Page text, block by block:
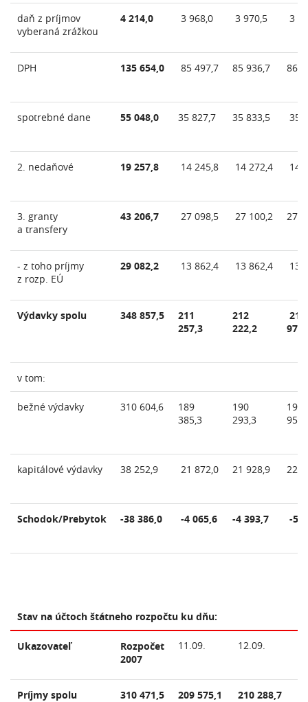
daň z príjmov
vyberaná zrážkou
4 214,0 3 968,0 3 970,5 3
DPH 135 654,0 85 497,7 85 936,7 86
spotrebné dane 55 048,0 35 827,7 35 833,5 35
2. nedaňové 19 257,8 14 245,8 14 272,4 14
3. granty
a transfery
43 206,7 27 098,5 27 100,2 27
- z toho príjmy
z rozp. EÚ
29 082,2 13 862,4 13 862,4 13
Výdavky spolu 348 857,5
211
257,3
212
222,2
213
v tom:
bežné výdavky 310 604,6
189
385,3
190
293,3
191
kapitálové výdavky 38 252,9 21 872,0 21 928,9 22
Schodok/Prebytok -38 386,0 -4 065,6 -4 393,7 -5
Stav na účtoch štátneho rozpočtu ku dňu:
Ukazovateľ
Rozpočet
2007
11.09. 12.09.
Príjmy spolu 310 471,5 209 575,1 210 288,7